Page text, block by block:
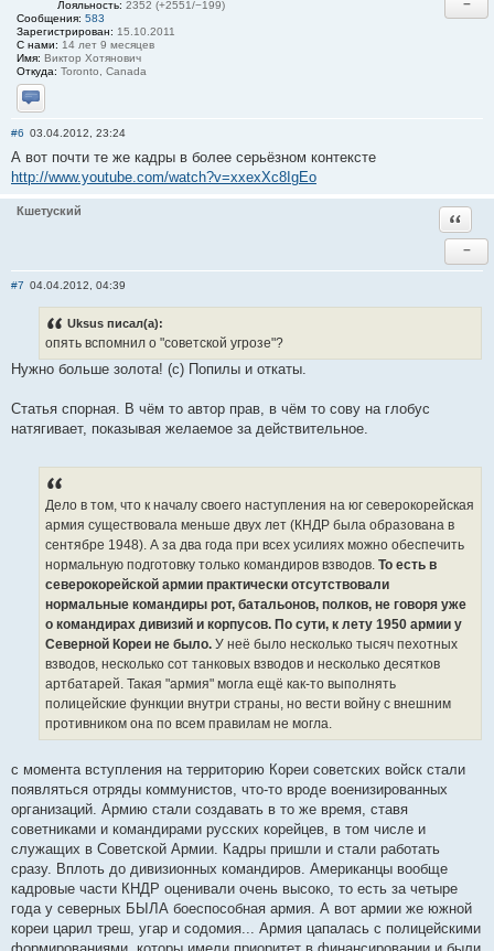
Лояльность: 2352 (+2551/−199)
Сообщения: 583
Зарегистрирован: 15.10.2011
С нами: 14 лет 9 месяцев
Имя: Виктор Хотянович
Откуда: Toronto, Canada
Отправить личное сообщение
−
#6 03.04.2012, 23:24
А вот почти те же кадры в более серьёзном контексте
http://www.youtube.com/watch?v=xxexXc8IgEo
Кшетуский
−
#7 04.04.2012, 04:39
Uksus писал(а):
опять вспомнил о "советской угрозе"?
Нужно больше золота! (с) Попилы и откаты.
Статья спорная. В чём то автор прав, в чём то сову на глобус
натягивает, показывая желаемое за действительное.
Дело в том, что к началу своего наступления на юг северокорейская
армия существовала меньше двух лет (КНДР была образована в
сентябре 1948). А за два года при всех усилиях можно обеспечить
нормальную подготовку только командиров взводов. То есть в
северокорейской армии практически отсутствовали
нормальные командиры рот, батальонов, полков, не говоря уже
о командирах дивизий и корпусов. По сути, к лету 1950 армии у
Северной Кореи не было. У неё было несколько тысяч пехотных
взводов, несколько сот танковых взводов и несколько десятков
артбатарей. Такая "армия" могла ещё как-то выполнять
полицейские функции внутри страны, но вести войну с внешним
противником она по всем правилам не могла.
с момента вступления на территорию Кореи советских войск стали
появляться отряды коммунистов, что-то вроде военизированных
организаций. Армию стали создавать в то же время, ставя
советниками и командирами русских корейцев, в том числе и
служащих в Советской Армии. Кадры пришли и стали работать
сразу. Вплоть до дивизионных командиров. Американцы вообще
кадровые части КНДР оценивали очень высоко, то есть за четыре
года у северных БЫЛА боеспособная армия. А вот армии же южной
кореи царил треш, угар и содомия... Армия цапалась с полицейскими